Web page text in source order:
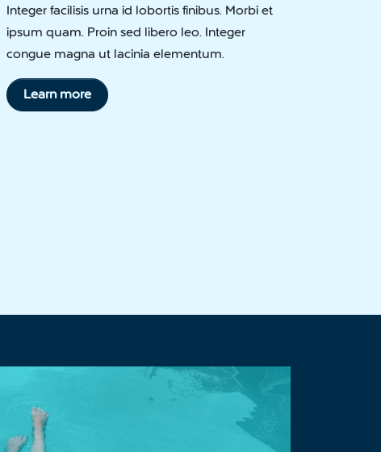
Integer facilisis urna id lobortis finibus. Morbi et
ipsum quam. Proin sed libero leo. Integer
congue magna ut lacinia elementum.
Learn more